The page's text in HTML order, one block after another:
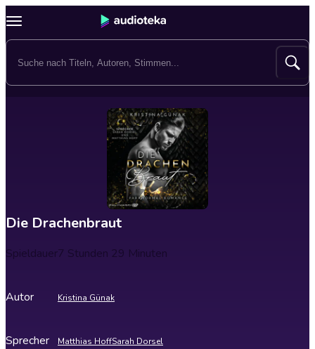
Die Drachenbraut
Spieldauer7 Stunden 29 Minuten
Autor Kristina Günak
Sprecher Matthias HoffSarah Dorsel